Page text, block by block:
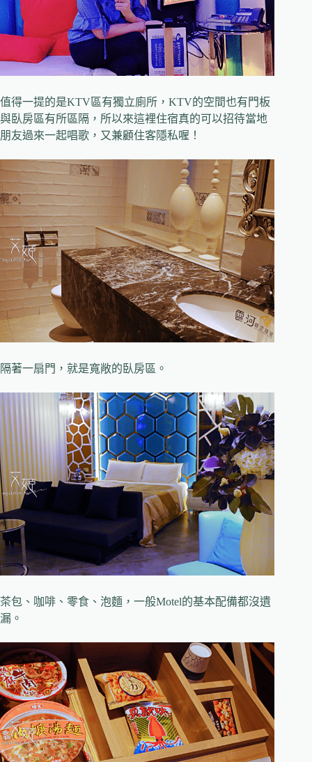
值得一提的是KTV區有獨立廁所，KTV的空間也有門板
與臥房區有所區隔，所以來這裡住宿真的可以招待當地
朋友過來一起唱歌，又兼顧住客隱私喔！
隔著一扇門，就是寬敞的臥房區。
茶包、咖啡、零食、泡麵，一般Motel的基本配備都沒遺
漏。